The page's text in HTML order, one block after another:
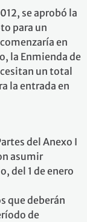
se aprobó la
para un
en
la Enmienda de
un total
la entrada en
del Anexo I
asumir
del 1 de enero
que deberán
de